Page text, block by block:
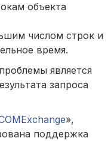
объекта
числом строк и
время.
является
запроса
»,
поддержка